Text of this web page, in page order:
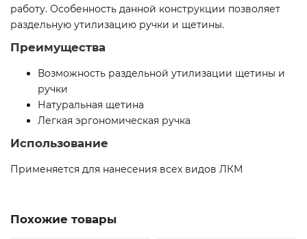
работу. Особенность данной конструкции позволяет
раздельную утилизацию ручки и щетины.
Преимущества
Возможность раздельной утилизации щетины и
ручки
Натуральная щетина
Легкая эргономическая ручка
Использование
Применяется для нанесения всех видов ЛКМ
Похожие товары